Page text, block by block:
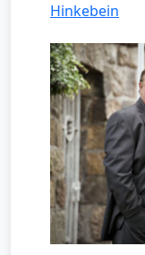
Hinkebein